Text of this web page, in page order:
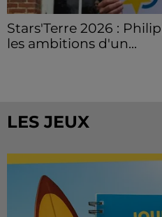
Stars'Terre 2026 :
les ambitions d'un...
LES JEUX